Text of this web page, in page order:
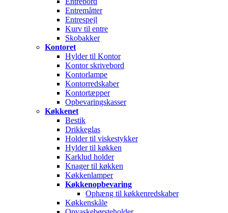
Entremåtter
Entrespejl
Kurv til entre
Skobakker
Kontoret
Hylder til Kontor
Kontor skrivebord
Kontorlampe
Kontorredskaber
Kontortæpper
Opbevaringskasser
Køkkenet
Bestik
Drikkeglas
Holder til viskestykker
Hylder til køkken
Karklud holder
Knager til køkken
Køkkenlamper
Køkkenopbevaring
Ophæng til køkkenredskaber
Køkkenskåle